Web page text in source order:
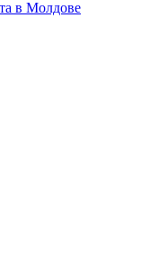
в Молдове